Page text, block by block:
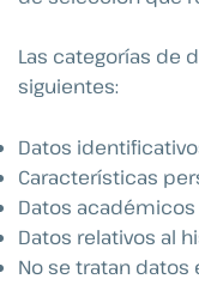
Las categorías de
siguientes:
Datos
Características
Datos académicos
Datos relativos al
No se tratan